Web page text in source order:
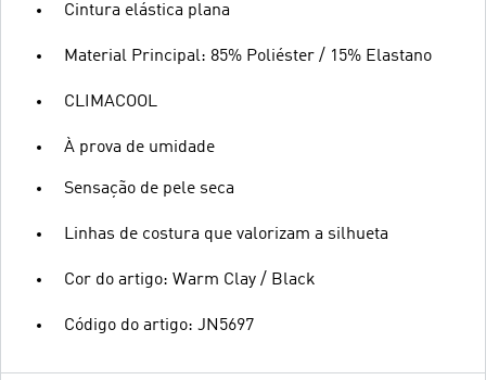
Cintura elástica plana
Material Principal: 85% Poliéster / 15% Elastano
CLIMACOOL
À prova de umidade
Sensação de pele seca
Linhas de costura que valorizam a silhueta
Cor do artigo: Warm Clay / Black
Código do artigo: JN5697